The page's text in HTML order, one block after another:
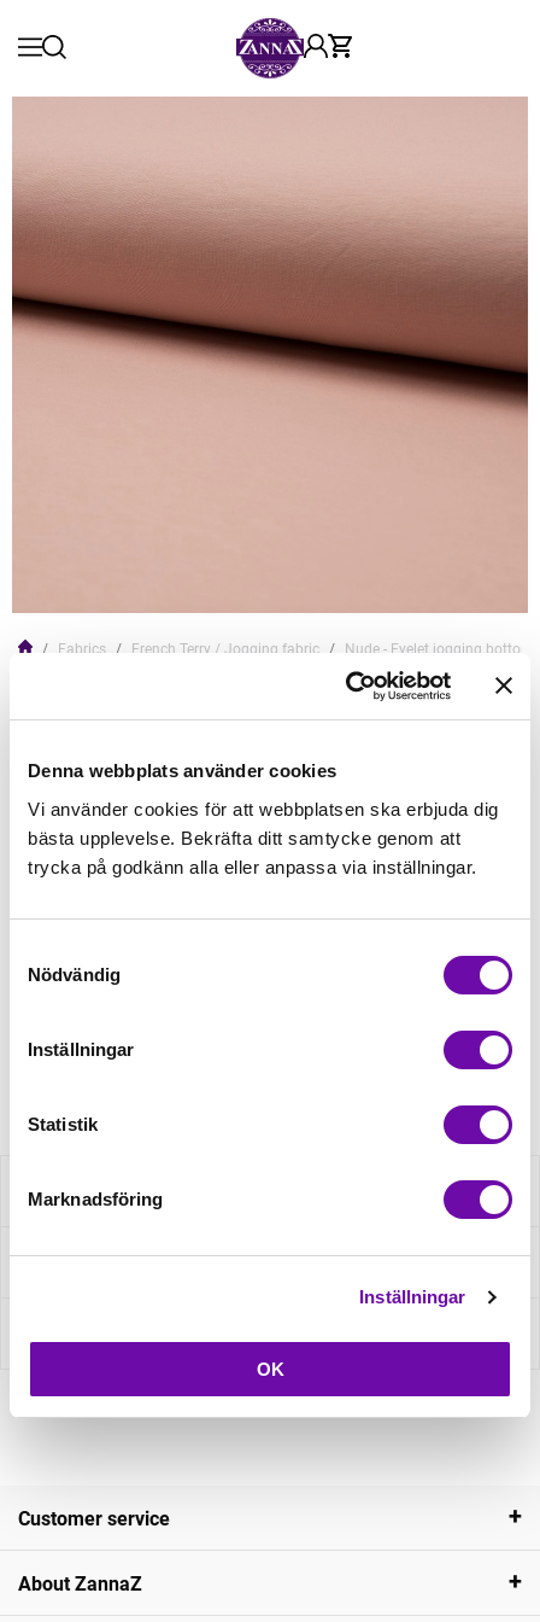
Denna webbplats använder cookies
Vi använder cookies för att webbplatsen ska erbjuda dig
bästa upplevelse. Bekräfta ditt samtycke genom att
trycka på godkänn alla eller anpassa via inställningar.
Nödvändig
Inställningar
Statistik
Marknadsföring
Inställningar
OK
Fabrics French Terry / Jogging fabric Nude - Eyelet jogging bottoms
Nude - Eyelet jogging bottoms
Read more
139,00kr/
In Stock
Description
Ask about product
Customer service
About ZannaZ